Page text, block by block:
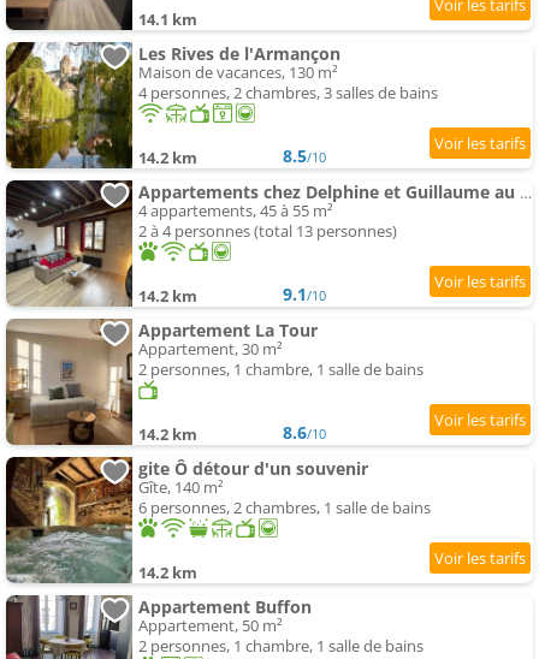
14.1 km
Les Rives de l'Armançon
Maison de vacances, 130 m²
4 personnes, 2 chambres, 3 salles de bains
14.2 km 8.5/10
Appartements chez Delphine et Guillaume au coeur de Semur en Auxois
4 appartements, 45 à 55 m²
2 à 4 personnes (total 13 personnes)
14.2 km 9.1/10
Appartement La Tour
Appartement, 30 m²
2 personnes, 1 chambre, 1 salle de bains
14.2 km 8.6/10
gite Ô détour d'un souvenir
Gîte, 140 m²
6 personnes, 2 chambres, 1 salle de bains
14.2 km
Appartement Buffon
Appartement, 50 m²
2 personnes, 1 chambre, 1 salle de bains